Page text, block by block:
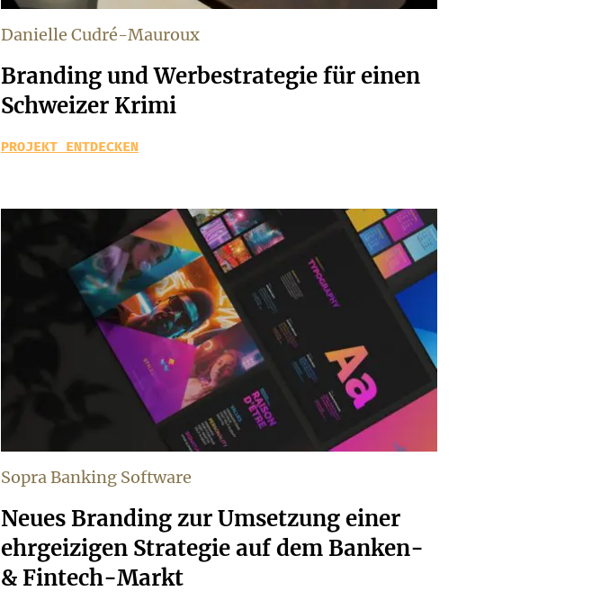
Danielle Cudré-Mauroux
Branding und Werbestrategie für einen
Schweizer Krimi
PROJEKT ENTDECKEN
Sopra Banking Software
Neues Branding zur Umsetzung einer
ehrgeizigen Strategie auf dem Banken-
& Fintech-Markt